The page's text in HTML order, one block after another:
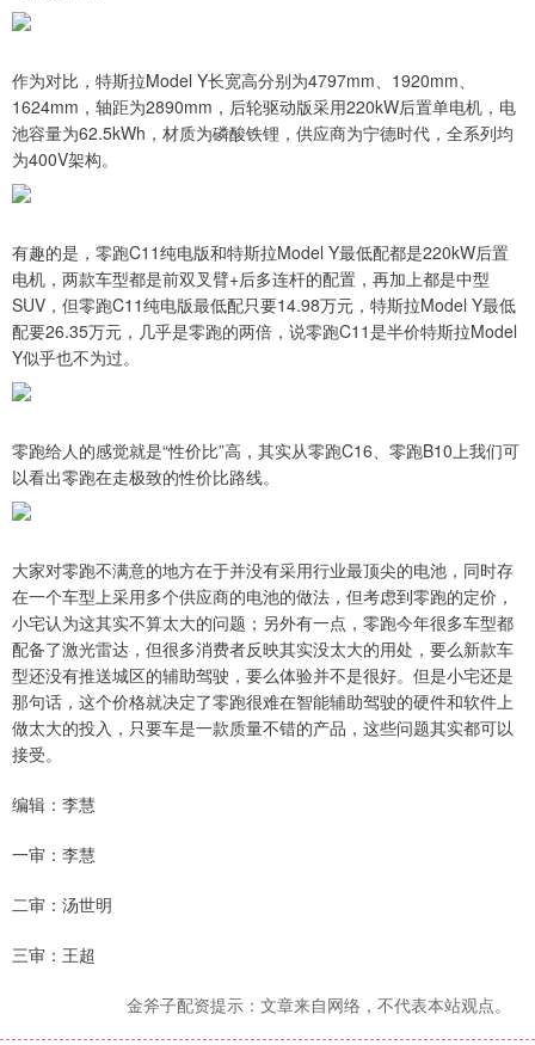
作为对比，特斯拉Model Y长宽高分别为4797mm、1920mm、
1624mm，轴距为2890mm，后轮驱动版采用220kW后置单电机，电
池容量为62.5kWh，材质为磷酸铁锂，供应商为宁德时代，全系列均
为400V架构。
有趣的是，零跑C11纯电版和特斯拉Model Y最低配都是220kW后置
电机，两款车型都是前双叉臂+后多连杆的配置，再加上都是中型
SUV，但零跑C11纯电版最低配只要14.98万元，特斯拉Model Y最低
配要26.35万元，几乎是零跑的两倍，说零跑C11是半价特斯拉Model
Y似乎也不为过。
零跑给人的感觉就是“性价比”高，其实从零跑C16、零跑B10上我们可
以看出零跑在走极致的性价比路线。
大家对零跑不满意的地方在于并没有采用行业最顶尖的电池，同时存
在一个车型上采用多个供应商的电池的做法，但考虑到零跑的定价，
小宅认为这其实不算太大的问题；另外有一点，零跑今年很多车型都
配备了激光雷达，但很多消费者反映其实没太大的用处，要么新款车
型还没有推送城区的辅助驾驶，要么体验并不是很好。但是小宅还是
那句话，这个价格就决定了零跑很难在智能辅助驾驶的硬件和软件上
做太大的投入，只要车是一款质量不错的产品，这些问题其实都可以
接受。
编辑：李慧
一审：李慧
二审：汤世明
三审：王超
金斧子配资提示：文章来自网络，不代表本站观点。